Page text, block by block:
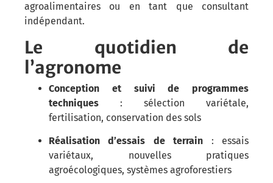
agroalimentaires ou en tant que consultant
indépendant.
Le quotidien de
l’agronome
Conception et suivi de programmes
techniques : sélection variétale,
fertilisation, conservation des sols
Réalisation d’essais de terrain : essais
variétaux, nouvelles pratiques
agroécologiques, systèmes agroforestiers